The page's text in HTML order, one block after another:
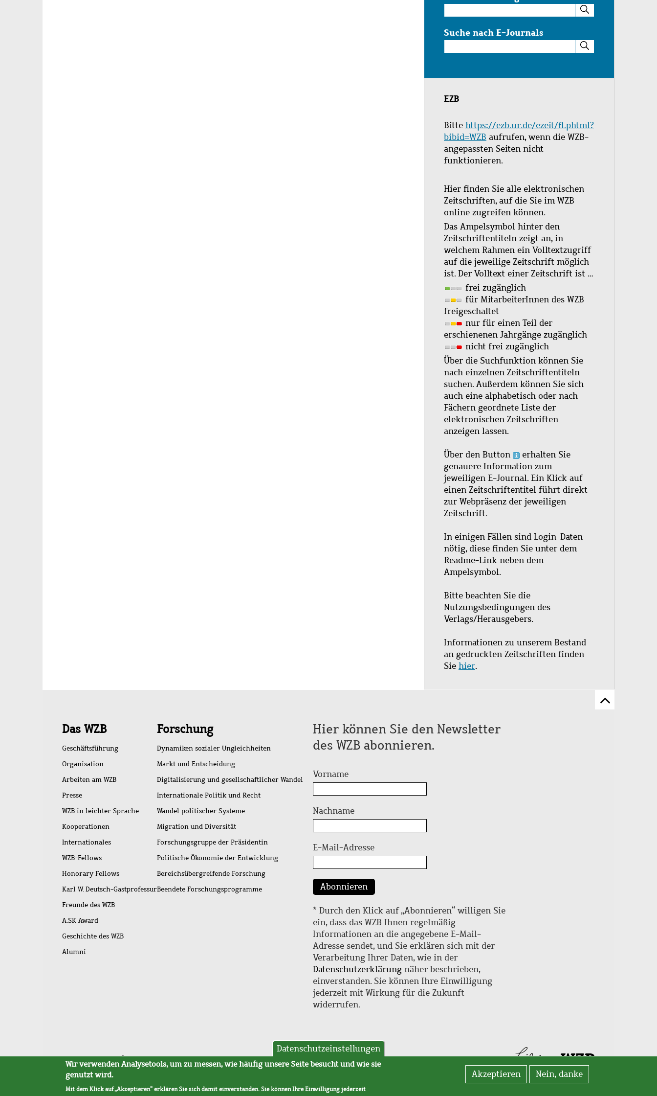
im
Katalog
Suche nach E-Journals
nach
Journals
EZB
Bitte https://ezb.ur.de/ezeit/fl.phtml?
bibid=WZB aufrufen, wenn die WZB-
angepassten Seiten nicht
funktionieren.
Hier finden Sie alle elektronischen
Zeitschriften, auf die Sie im WZB
online zugreifen können.
Das Ampelsymbol hinter den
Zeitschriftentiteln zeigt an, in
welchem Rahmen ein Volltextzugriff
auf die jeweilige Zeitschrift möglich
ist. Der Volltext einer Zeitschrift ist …
frei zugänglich
für MitarbeiterInnen des WZB
freigeschaltet
nur für einen Teil der
erschienenen Jahrgänge zugänglich
nicht frei zugänglich
Über die Suchfunktion können Sie
nach einzelnen Zeitschriftentiteln
suchen. Außerdem können Sie sich
auch eine alphabetisch oder nach
Fächern geordnete Liste der
elektronischen Zeitschriften
anzeigen lassen.
Über den Button
erhalten Sie
genauere Information zum
jeweiligen E-Journal. Ein Klick auf
einen Zeitschriftentitel führt direkt
zur Webpräsenz der jeweiligen
Zeitschrift.
In einigen Fällen sind Login-Daten
nötig, diese finden Sie unter dem
Readme-Link neben dem
Ampelsymbol.
Bitte beachten Sie die
Nutzungsbedingungen des
Verlags/Herausgebers.
Informationen zu unserem Bestand
an gedruckten Zeitschriften finden
Sie hier.
Zum
Schnellzugriff
Das WZB
Geschäftsführung
Organisation
Arbeiten am WZB
Presse
WZB in leichter Sprache
Kooperationen
Internationales
WZB-Fellows
Honorary Fellows
Karl W. Deutsch-Gastprofessur
Freunde des WZB
A.SK Award
Geschichte des WZB
Alumni
Forschung
Dynamiken sozialer Ungleichheiten
Markt und Entscheidung
Digitalisierung und gesellschaftlicher Wandel
Internationale Politik und Recht
Wandel politischer Systeme
Migration und Diversität
Forschungsgruppe der Präsidentin
Politische Ökonomie der Entwicklung
Bereichsübergreifende Forschung
Beendete Forschungsprogramme
Hier können Sie den Newsletter
des WZB abonnieren.
Vorname
Nachname
E-Mail-Adresse
Abonnieren
* Durch den Klick auf „Abonnieren“ willigen Sie
ein, dass das WZB Ihnen regelmäßig
Informationen an die angegebene E-Mail-
Adresse sendet, und Sie erklären sich mit der
Verarbeitung Ihrer Daten, wie in der
Datenschutzerklärung näher beschrieben,
einverstanden. Sie können Ihre Einwilligung
jederzeit mit Wirkung für die Zukunft
widerrufen.
Fußleistenmenü
SitemapBarrierefreiheitImpressumDatenschutzAVB
Datenschutzeinstellungen
Wir verwenden Analysetools, um zu messen, wie häufig unsere Seite besucht und wie sie
genutzt wird.
Mit dem Klick auf „Akzeptieren“ erklären Sie sich damit einverstanden. Sie können Ihre Einwilligung jederzeit
Akzeptieren Nein, danke